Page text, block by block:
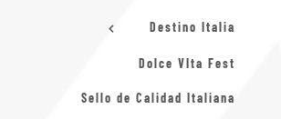
Destino Italia
Dolce VIta Fest
Sello de Calidad Italiana